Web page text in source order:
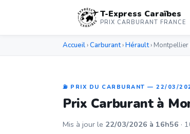
T-Express Caraïbes
PRIX CARBURANT FRANCE
Accueil ›Carburant›Hérault›
⛽ PRIX DU CARBURANT — 22/03/
Prix Carburant à
Mis à jour le 22/03/2026 à 16h56 ·